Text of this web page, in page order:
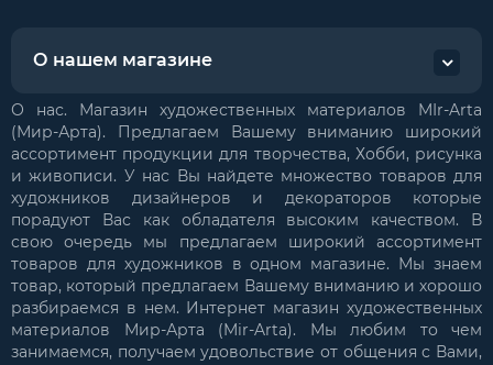
О нашем магазине
О нас. Магазин художественных материалов MIr-Arta
(Мир-Арта). Предлагаем Вашему вниманию широкий
ассортимент продукции для творчества, Хобби, рисунка
и живописи. У нас Вы найдете множество товаров для
художников дизайнеров и декораторов которые
порадуют Вас как обладателя высоким качеством. В
свою очередь мы предлагаем широкий ассортимент
товаров для художников в одном магазине. Мы знаем
товар, который предлагаем Вашему вниманию и хорошо
разбираемся в нем. Интернет магазин художественных
материалов Мир-Арта (Mir-Arta). Мы любим то чем
занимаемся, получаем удовольствие от общения с Вами,